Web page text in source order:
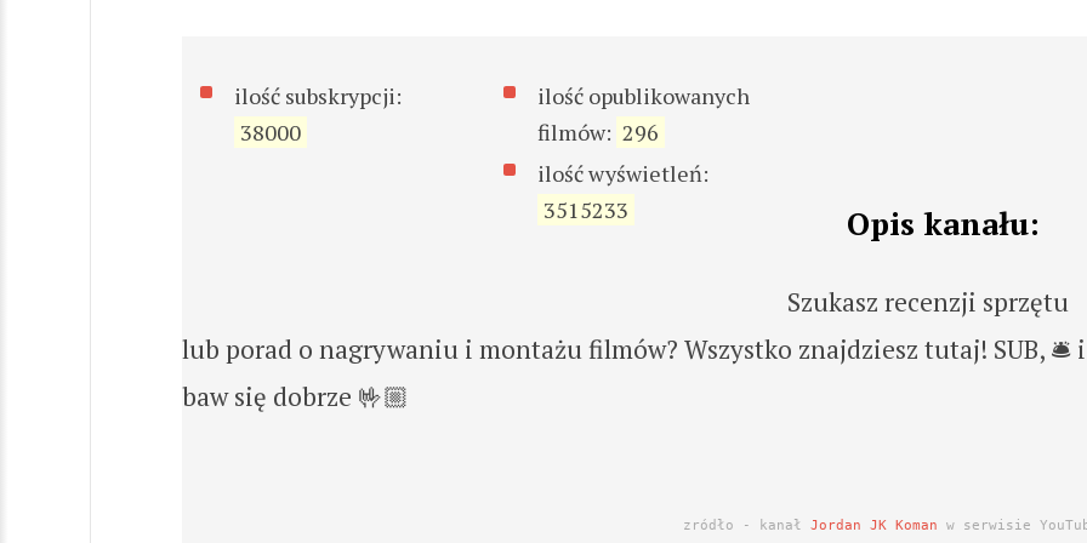
ilość subskrypcji:
38000
ilość opublikowanych
filmów: 296
ilość wyświetleń:
3515233
Opis kanału:
Szukasz recenzji sprzętu
lub porad o nagrywaniu i montażu filmów? Wszystko znajdziesz tutaj! SUB, 🛎 i
baw się dobrze 🤟🏼
zródło - kanałJordan JK Koman w serwisie